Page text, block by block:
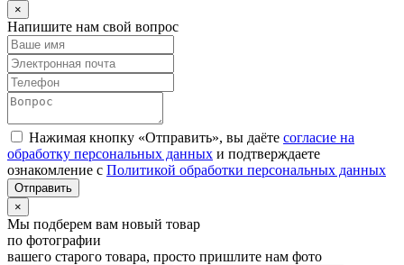
×
Напишите нам свой вопрос
Нажимая кнопку «Отправить», вы даёте согласие на
обработку персональных данных и подтверждаете
ознакомление с Политикой обработки персональных данных
×
Мы подберем вам новый товар
по фотографии
вашего старого товара, просто пришлите нам фото